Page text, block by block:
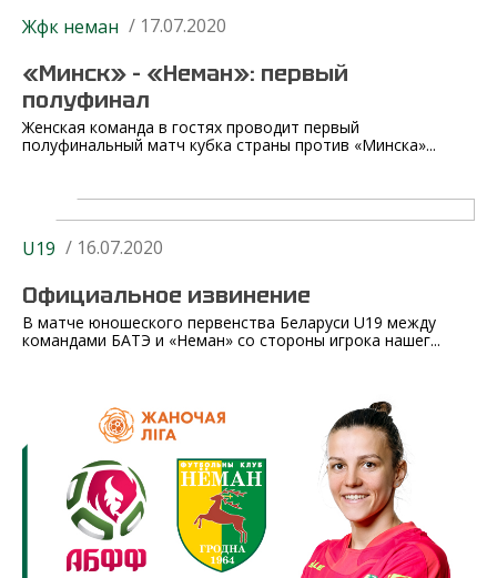
Жфк неман / 17.07.2020
«Минск» – «Неман»: первый
полуфинал
Женская команда в гостях проводит первый
полуфинальный матч кубка страны против «Минска»...
U19 / 16.07.2020
Официальное извинение
В матче юношеского первенства Беларуси U19 между
командами БАТЭ и «Неман» со стороны игрока нашег...